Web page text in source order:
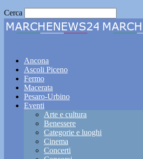
Cerca
Ancona
Ascoli Piceno
Fermo
Macerata
Pesaro-Urbino
Eventi
Arte e cultura
Benessere
Categorie e luoghi
Cinema
Concerti